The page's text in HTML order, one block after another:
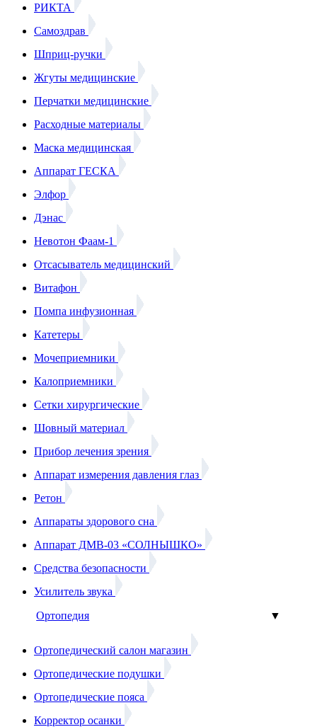
РИКТА
Самоздрав
Шприц-ручки
Жгуты медицинские
Перчатки медицинские
Расходные материалы
Маска медицинская
Аппарат ГЕСКА
Элфор
Дэнас
Невотон Фаам-1
Отсасыватель медицинский
Витафон
Помпа инфузионная
Катетеры
Мочеприемники
Калоприемники
Сетки хирургические
Шовный материал
Прибор лечения зрения
Аппарат измерения давления глаз
Ретон
Аппараты здорового сна
Аппарат ДМВ-03 «СОЛНЫШКО»
Средства безопасности
Усилитель звука
Ортопедия
▼
Ортопедический салон магазин
Ортопедические подушки
Ортопедические пояса
Корректор осанки